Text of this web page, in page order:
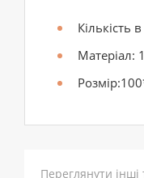
Кількість
Матеріал:
Переглянути інші